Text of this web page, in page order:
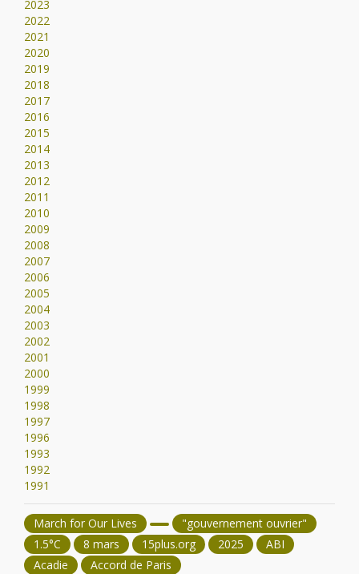
2023
2022
2021
2020
2019
2018
2017
2016
2015
2014
2013
2012
2011
2010
2009
2008
2007
2006
2005
2004
2003
2002
2001
2000
1999
1998
1997
1996
1993
1992
1991
March for Our Lives
"gouvernement ouvrier"
1.5°C
8 mars 15plus.org 2025
ABI
Acadie
Accord de Paris